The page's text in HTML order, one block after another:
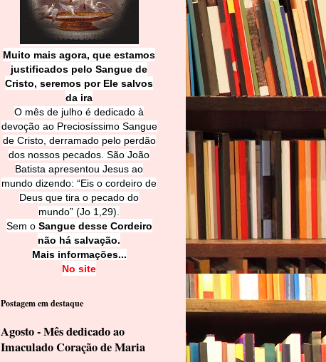
Muito mais agora, que estamos
justificados pelo Sangue de
Cristo, seremos por Ele salvos
da ira
O mês de julho é dedicado à
devoção ao Preciosíssimo Sangue
de Cristo, derramado pelo perdão
dos nossos pecados. São João
Batista apresentou Jesus ao
mundo dizendo: “Eis o cordeiro de
Deus que tira o pecado do
mundo” (Jo 1,29).
Sem o Sangue desse Cordeiro
não há salvação.
Mais informações...
No site
Postagem em destaque
Agosto - Mês dedicado ao
Imaculado Coração de Maria